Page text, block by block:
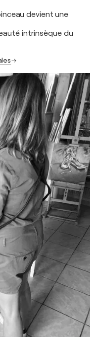
devient une
intrinsèque du